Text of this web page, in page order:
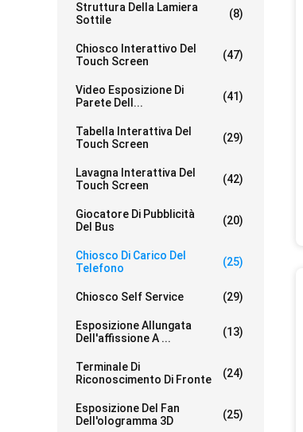
Struttura Della Lamiera
Sottile
(8)
Chiosco Interattivo Del
Touch Screen
(47)
Video Esposizione Di
Parete Dell...
(41)
Tabella Interattiva Del
Touch Screen
(29)
Lavagna Interattiva Del
Touch Screen
(42)
Giocatore Di Pubblicità
Del Bus
(20)
Chiosco Di Carico Del
Telefono
(25)
Chiosco Self Service (29)
Esposizione Allungata
Dell'affissione A ...
(13)
Terminale Di
Riconoscimento Di Fronte
(24)
Esposizione Del Fan
Dell'ologramma 3D
(25)